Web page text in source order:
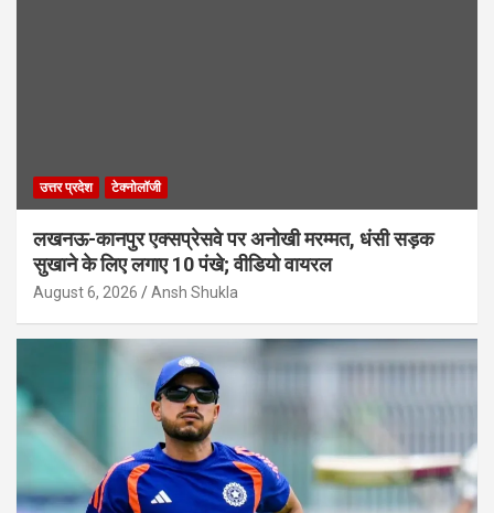
उत्तर प्रदेश टेक्नोलॉजी
लखनऊ-कानपुर एक्सप्रेसवे पर अनोखी मरम्मत, धंसी सड़क
सुखाने के लिए लगाए 10 पंखे; वीडियो वायरल
August 6, 2026 Ansh Shukla